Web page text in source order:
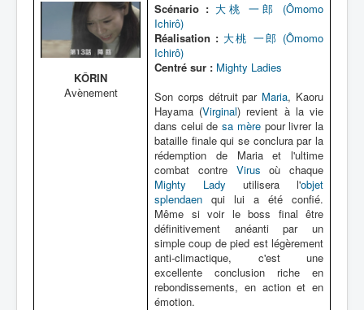
KÔRIN
Avènement
Scénario : 大桃 一郎 (Ômomo
Ichirô)
Réalisation : 大桃 一郎 (Ômomo
Ichirô)
Centré sur : Mighty Ladies
Son corps détruit par Maria, Kaoru
Hayama (Virginal) revient à la vie
dans celui desa mèrepour livrer la
bataille finale qui se conclura par la
rédemption de Maria et l'ultime
combat contre Virus où chaque
Mighty Lady utilisera l'objet
splendaen qui lui a été confié.
Même si voir le boss final être
définitivement anéanti par un
simple coup de pied est légèrement
anti-climactique, c'est une
excellente conclusion riche en
rebondissements, en action et en
émotion.